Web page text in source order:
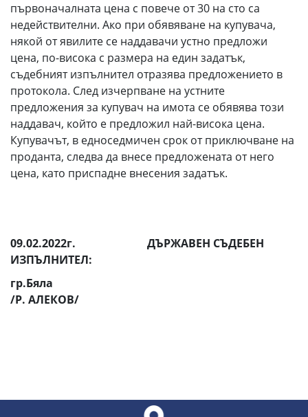
първоначалната цена с повече от 30 на сто са
недействителни. Ако при обявяване на купувача,
някой от явилите се наддавачи устно предложи
цена, по-висока с размера на един задатък,
съдебният изпълнител отразява предложението в
протокола. След изчерпване на устните
предложения за купувач на имота се обявява този
наддавач, който е предложил най-висока цена.
Купувачът, в едноседмичен срок от приключване на
проданта, следва да внесе предложената от него
цена, като приспадне внесения задатък.
09.02.2022г.
ДЪРЖАВЕН СЪДЕБЕН
ИЗПЪЛНИТЕЛ:
гр.Бяла
/Р. АЛЕКОВ/